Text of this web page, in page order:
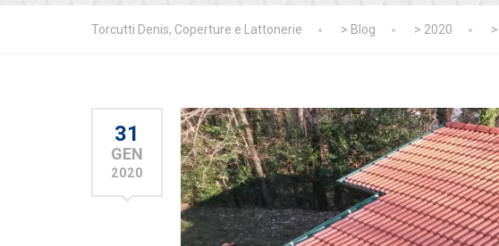
Torcutti Denis, Coperture e Lattonerie > Blog > 2020 >
31
GEN
2020